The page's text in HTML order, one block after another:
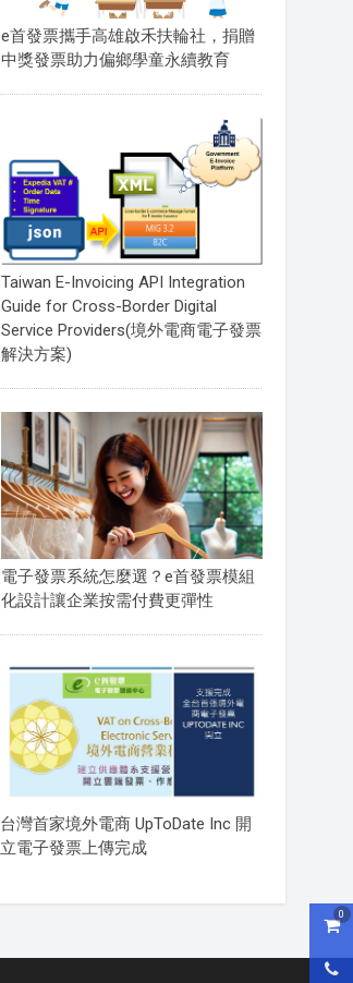
購
0
e首發票攜手高雄啟禾扶輪社，捐贈
中獎發票助力偏鄉學童永續教育
Taiwan E-Invoicing API Integration
Guide for Cross-Border Digital
Service Providers(境外電商電子發票
解決方案)
電子發票系統怎麼選？e首發票模組
化設計讓企業按需付費更彈性
台灣首家境外電商 UpToDate Inc 開
立電子發票上傳完成